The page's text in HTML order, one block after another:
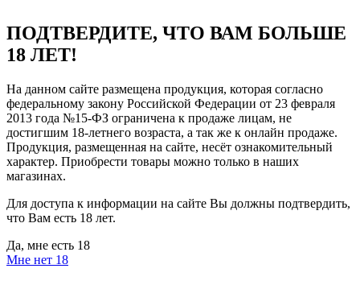
ПОДТВЕРДИТЕ, ЧТО ВАМ БОЛЬШЕ
18 ЛЕТ!
На данном сайте размещена продукция, которая согласно
федеральному закону Российской Федерации от 23 февраля
2013 года №15-ФЗ ограничена к продаже лицам, не
достигшим 18-летнего возраста, а так же к онлайн продаже.
Продукция, размещенная на сайте, несёт ознакомительный
характер. Приобрести товары можно только в наших
магазинах.
Для доступа к информации на сайте Вы должны подтвердить,
что Вам есть 18 лет.
Да, мне есть 18
Мне нет 18